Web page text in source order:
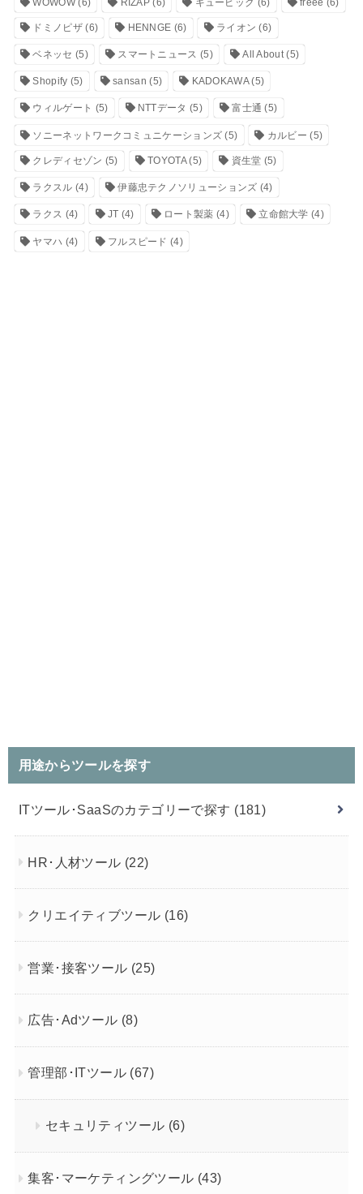
ドミノピザ(6) HENNGE (6) ライオン (6)
ベネッセ (5) スマートニュース (5) All About(5)
Shopify (5) sansan (5) KADOKAWA(5)
ウィルゲート (5) NTTデータ (5) 富士通 (5)
ソニーネットワークコミュニケーションズ (5) カルビー (5)
クレディセゾン (5) TOYOTA(5) 資生堂 (5)
ラクスル (4) 伊藤忠テクノソリューションズ (4)
ラクス (4) JT (4) ロート製薬 (4) 立命館大学 (4)
ヤマハ (4) フルスピード (4)
用途からツールを探す
ITツール･SaaSのカテゴリーで探す (181)
HR･人材ツール (22)
クリエイティブツール (16)
営業･接客ツール (25)
広告･Adツール (8)
管理部･ITツール (67)
セキュリティツール (6)
集客･マーケティングツール (43)